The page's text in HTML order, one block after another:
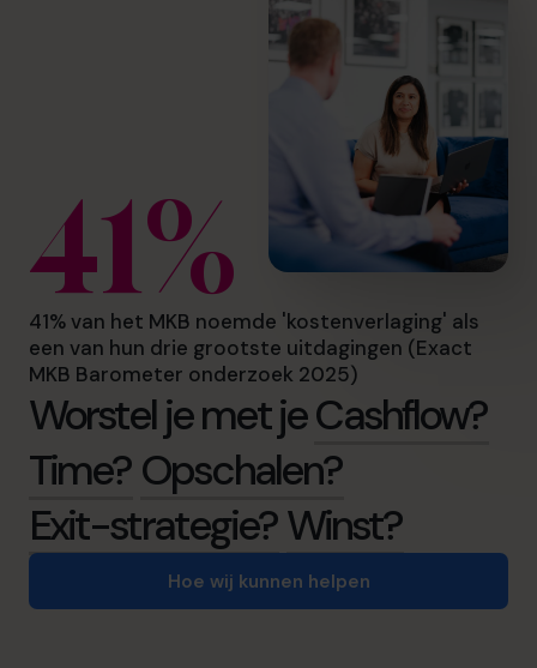
41%
41% van het MKB noemde 'kostenverlaging' als
een van hun drie grootste uitdagingen (Exact
MKB Barometer onderzoek 2025)
Worstel je met jeCashflow?
Time? Opschalen?
Exit-strategie?Winst?
Hoe wij kunnen helpen